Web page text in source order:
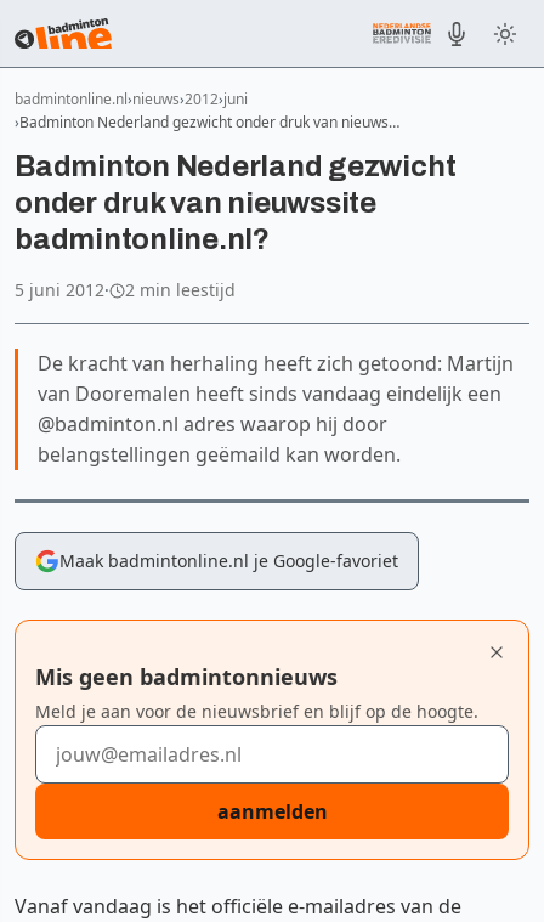
badmintonline.nl nieuws 2012 juni
Badminton Nederland gezwicht onder druk van nieuws…
Badminton Nederland gezwicht
onder druk van nieuwssite
badmintonline.nl?
5 juni 2012· 2 min leestijd
De kracht van herhaling heeft zich getoond: Martijn
van Dooremalen heeft sinds vandaag eindelijk een
@badminton.nl adres waarop hij door
belangstellingen geëmaild kan worden.
Maak badmintonline.nl je Google-favoriet
Mis geen badmintonnieuws
Meld je aan voor de nieuwsbrief en blijf op de hoogte.
E-mailadres
aanmelden
Vanaf vandaag is het officiële e-mailadres van de